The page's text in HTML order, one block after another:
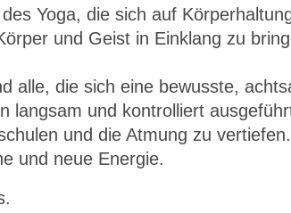
Yoga, die sich auf
und Geist in Einklang zu
alle, die sich eine bewusste,
langsam und kontrolliert
und die Atmung zu
und neue Energie.